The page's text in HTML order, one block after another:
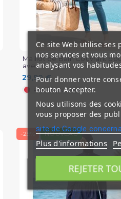
Maillot de Bain Couvrant
avec Tunique...
29,90 €
Rupture de stock
-25% NOUVEAU
Ce site Web utilise ses
nos services et vous
analysant vos
Pour donner votre
bouton Accepter.
Nous utilisons des
vous proposer des
site de Google
Plus d'informations
REJETER